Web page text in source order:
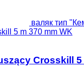
валяк тип
5 m 370 mm WK
Crosskill